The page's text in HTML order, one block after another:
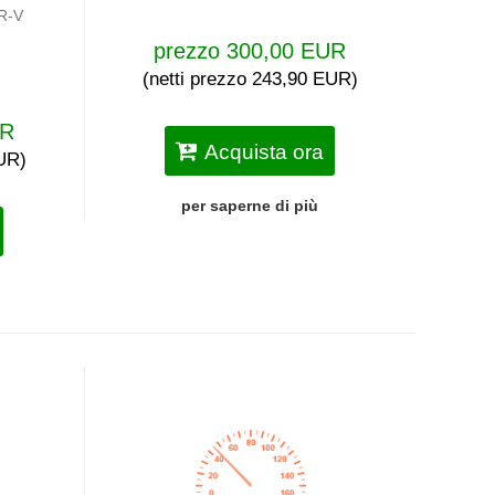
V
prezzo 300,00 EUR
(netti prezzo 243,90 EUR)
Acquista ora
per saperne di più